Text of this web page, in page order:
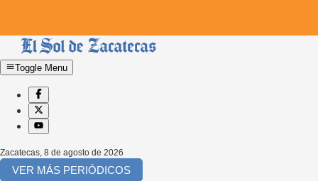
Toggle Menu
Zacatecas, 8 de agosto de 2026
VER MÁS PERIÓDICOS